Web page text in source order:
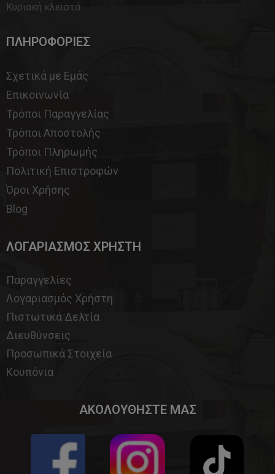
Κυριακή κλειστά
ΠΛΗΡΟΦΟΡΙΕΣ
Σχετικά με Εμάς
Επικοινωνία
Τρόποι Παραγγελίας
Τρόποι Αποστολής
Τρόποι Πληρωμής
Πολιτική Επιστροφών
Όροι Χρήσης
Blog
ΛΟΓΑΡΙΑΣΜΟΣ ΧΡΗΣΤΗ
Παραγγελίες
Λογαριασμός Χρήστη
Πιστωτικά Δελτία
Διευθύνσεις
Προσωπικά Στοιχεία
Κουπόνια
ΑΚΟΛΟΥΘΗΣΤΕ ΜΑΣ